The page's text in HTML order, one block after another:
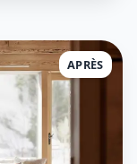
APRÈS